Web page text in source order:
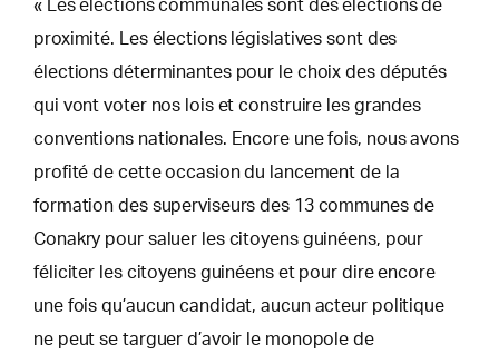
« Les élections communales sont des élections de
proximité. Les élections législatives sont des
élections déterminantes pour le choix des députés
qui vont voter nos lois et construire les grandes
conventions nationales. Encore une fois, nous avons
profité de cette occasion du lancement de la
formation des superviseurs des 13 communes de
Conakry pour saluer les citoyens guinéens, pour
féliciter les citoyens guinéens et pour dire encore
une fois qu’aucun candidat, aucun acteur politique
ne peut se targuer d’avoir le monopole de